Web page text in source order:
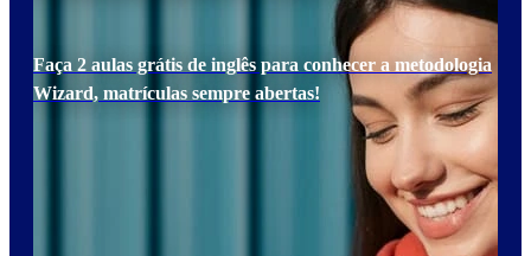
Faça 2 aulas grátis de inglês para conhecer a metodologia
Wizard, matrículas sempre abertas!